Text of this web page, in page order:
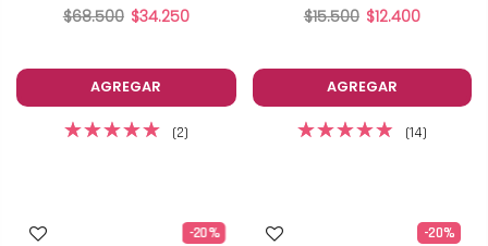
$68.500 $34.250
AGREGAR
(2)
$15.500 $12.400
AGREGAR
(14)
-20% -20%